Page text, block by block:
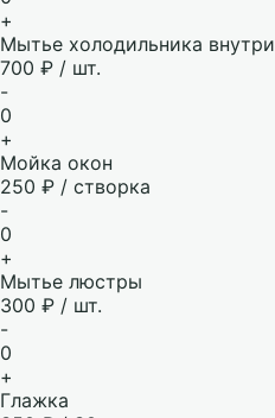
+
Мытье холодильника внутри
700 ₽ / шт.
-
0
+
Мойка окон
250 ₽ / створка
-
0
+
Мытье люстры
300 ₽ / шт.
-
0
+
Глажка